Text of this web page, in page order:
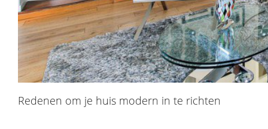
Redenen om je huis modern in te richten